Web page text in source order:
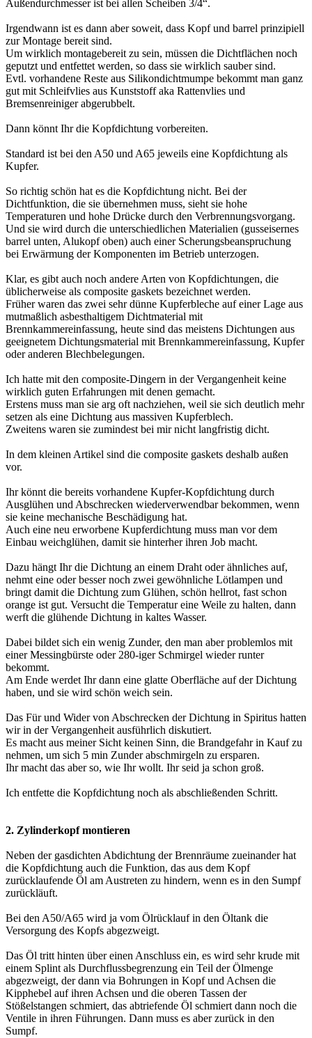
Außendurchmesser ist bei allen Scheiben 3/4“.
Irgendwann ist es dann aber soweit, dass Kopf und barrel prinzipiell
zur Montage bereit sind.
Um wirklich montagebereit zu sein, müssen die Dichtflächen noch
geputzt und entfettet werden, so dass sie wirklich sauber sind.
Evtl. vorhandene Reste aus Silikondichtmumpe bekommt man ganz
gut mit Schleifvlies aus Kunststoff aka Rattenvlies und
Bremsenreiniger abgerubbelt.
Dann könnt Ihr die Kopfdichtung vorbereiten.
Standard ist bei den A50 und A65 jeweils eine Kopfdichtung als
Kupfer.
So richtig schön hat es die Kopfdichtung nicht. Bei der
Dichtfunktion, die sie übernehmen muss, sieht sie hohe
Temperaturen und hohe Drücke durch den Verbrennungsvorgang.
Und sie wird durch die unterschiedlichen Materialien (gusseisernes
barrel unten, Alukopf oben) auch einer Scherungsbeanspruchung
bei Erwärmung der Komponenten im Betrieb unterzogen.
Klar, es gibt auch noch andere Arten von Kopfdichtungen, die
üblicherweise als composite gaskets bezeichnet werden.
Früher waren das zwei sehr dünne Kupferbleche auf einer Lage aus
mutmaßlich asbesthaltigem Dichtmaterial mit
Brennkammereinfassung, heute sind das meistens Dichtungen aus
geeignetem Dichtungsmaterial mit Brennkammereinfassung, Kupfer
oder anderen Blechbelegungen.
Ich hatte mit den composite-Dingern in der Vergangenheit keine
wirklich guten Erfahrungen mit denen gemacht.
Erstens muss man sie arg oft nachziehen, weil sie sich deutlich mehr
setzen als eine Dichtung aus massiven Kupferblech.
Zweitens waren sie zumindest bei mir nicht langfristig dicht.
In dem kleinen Artikel sind die composite gaskets deshalb außen
vor.
Ihr könnt die bereits vorhandene Kupfer-Kopfdichtung durch
Ausglühen und Abschrecken wiederverwendbar bekommen, wenn
sie keine mechanische Beschädigung hat.
Auch eine neu erworbene Kupferdichtung muss man vor dem
Einbau weichglühen, damit sie hinterher ihren Job macht.
Dazu hängt Ihr die Dichtung an einem Draht oder ähnliches auf,
nehmt eine oder besser noch zwei gewöhnliche Lötlampen und
bringt damit die Dichtung zum Glühen, schön hellrot, fast schon
orange ist gut. Versucht die Temperatur eine Weile zu halten, dann
werft die glühende Dichtung in kaltes Wasser.
Dabei bildet sich ein wenig Zunder, den man aber problemlos mit
einer Messingbürste oder 280-iger Schmirgel wieder runter
bekommt.
Am Ende werdet Ihr dann eine glatte Oberfläche auf der Dichtung
haben, und sie wird schön weich sein.
Das Für und Wider von Abschrecken der Dichtung in Spiritus hatten
wir in der Vergangenheit ausführlich diskutiert.
Es macht aus meiner Sicht keinen Sinn, die Brandgefahr in Kauf zu
nehmen, um sich 5 min Zunder abschmirgeln zu ersparen.
Ihr macht das aber so, wie Ihr wollt. Ihr seid ja schon groß.
Ich entfette die Kopfdichtung noch als abschließenden Schritt.
2. Zylinderkopf montieren
Neben der gasdichten Abdichtung der Brennräume zueinander hat
die Kopfdichtung auch die Funktion, das aus dem Kopf
zurücklaufende Öl am Austreten zu hindern, wenn es in den Sumpf
zurückläuft.
Bei den A50/A65 wird ja vom Ölrücklauf in den Öltank die
Versorgung des Kopfs abgezweigt.
Das Öl tritt hinten über einen Anschluss ein, es wird sehr krude mit
einem Splint als Durchflussbegrenzung ein Teil der Ölmenge
abgezweigt, der dann via Bohrungen in Kopf und Achsen die
Kipphebel auf ihren Achsen und die oberen Tassen der
Stößelstangen schmiert, das abtriefende Öl schmiert dann noch die
Ventile in ihren Führungen. Dann muss es aber zurück in den
Sumpf.